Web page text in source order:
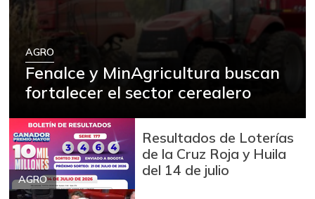
AGRO
Fenalce y MinAgricultura buscan
fortalecer el sector cerealero
AGRO
Resultados de Loterías
de la Cruz Roja y Huila
del 14 de julio